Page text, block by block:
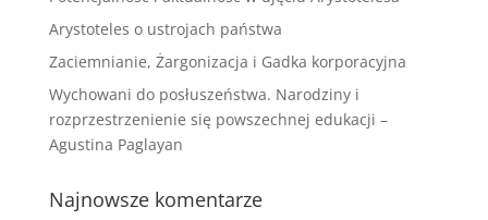
Arystoteles o ustrojach państwa
Zaciemnianie, Żargonizacja i Gadka korporacyjna
Wychowani do posłuszeństwa. Narodziny i
rozprzestrzenienie się powszechnej edukacji –
Agustina Paglayan
Najnowsze komentarze